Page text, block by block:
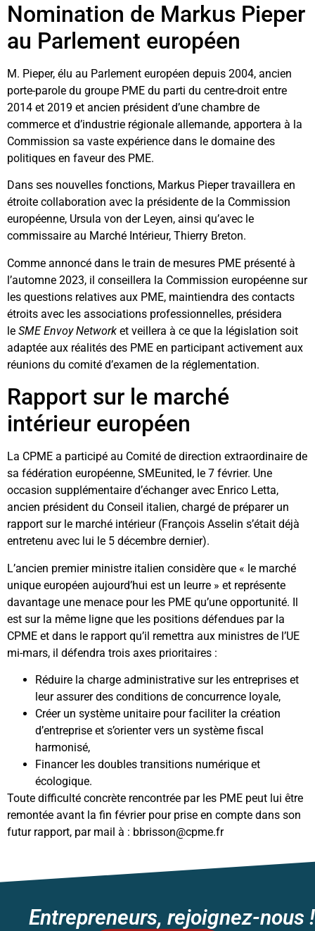
Nomination de Markus Pieper
au Parlement européen
M. Pieper, élu au Parlement européen depuis 2004, ancien
porte-parole du groupe PME du parti du centre-droit entre
2014 et 2019 et ancien président d’une chambre de
commerce et d’industrie régionale allemande, apportera à la
Commission sa vaste expérience dans le domaine des
politiques en faveur des PME.
Dans ses nouvelles fonctions, Markus Pieper travaillera en
étroite collaboration avec la présidente de la Commission
européenne, Ursula von der Leyen, ainsi qu’avec le
commissaire au Marché Intérieur, Thierry Breton.
Comme annoncé dans le train de mesures PME présenté à
l’automne 2023, il conseillera la Commission européenne sur
les questions relatives aux PME, maintiendra des contacts
étroits avec les associations professionnelles, présidera
le SME Envoy Network et veillera à ce que la législation soit
adaptée aux réalités des PME en participant activement aux
réunions du comité d’examen de la réglementation.
Rapport sur le marché
intérieur européen
La CPME a participé au Comité de direction extraordinaire de
sa fédération européenne, SMEunited, le 7 février. Une
occasion supplémentaire d’échanger avec Enrico Letta,
ancien président du Conseil italien, chargé de préparer un
rapport sur le marché intérieur (François Asselin s’était déjà
entretenu avec lui le 5 décembre dernier).
L’ancien premier ministre italien considère que « le marché
unique européen aujourd’hui est un leurre » et représente
davantage une menace pour les PME qu’une opportunité. Il
est sur la même ligne que les positions défendues par la
CPME et dans le rapport qu’il remettra aux ministres de l’UE
mi-mars, il défendra trois axes prioritaires :
Réduire la charge administrative sur les entreprises et
leur assurer des conditions de concurrence loyale,
Créer un système unitaire pour faciliter la création
d’entreprise et s’orienter vers un système fiscal
harmonisé,
Financer les doubles transitions numérique et
écologique.
Toute difficulté concrète rencontrée par les PME peut lui être
remontée avant la fin février pour prise en compte dans son
futur rapport, par mail à : bbrisson@cpme.fr
Entrepreneurs, rejoignez-nous !